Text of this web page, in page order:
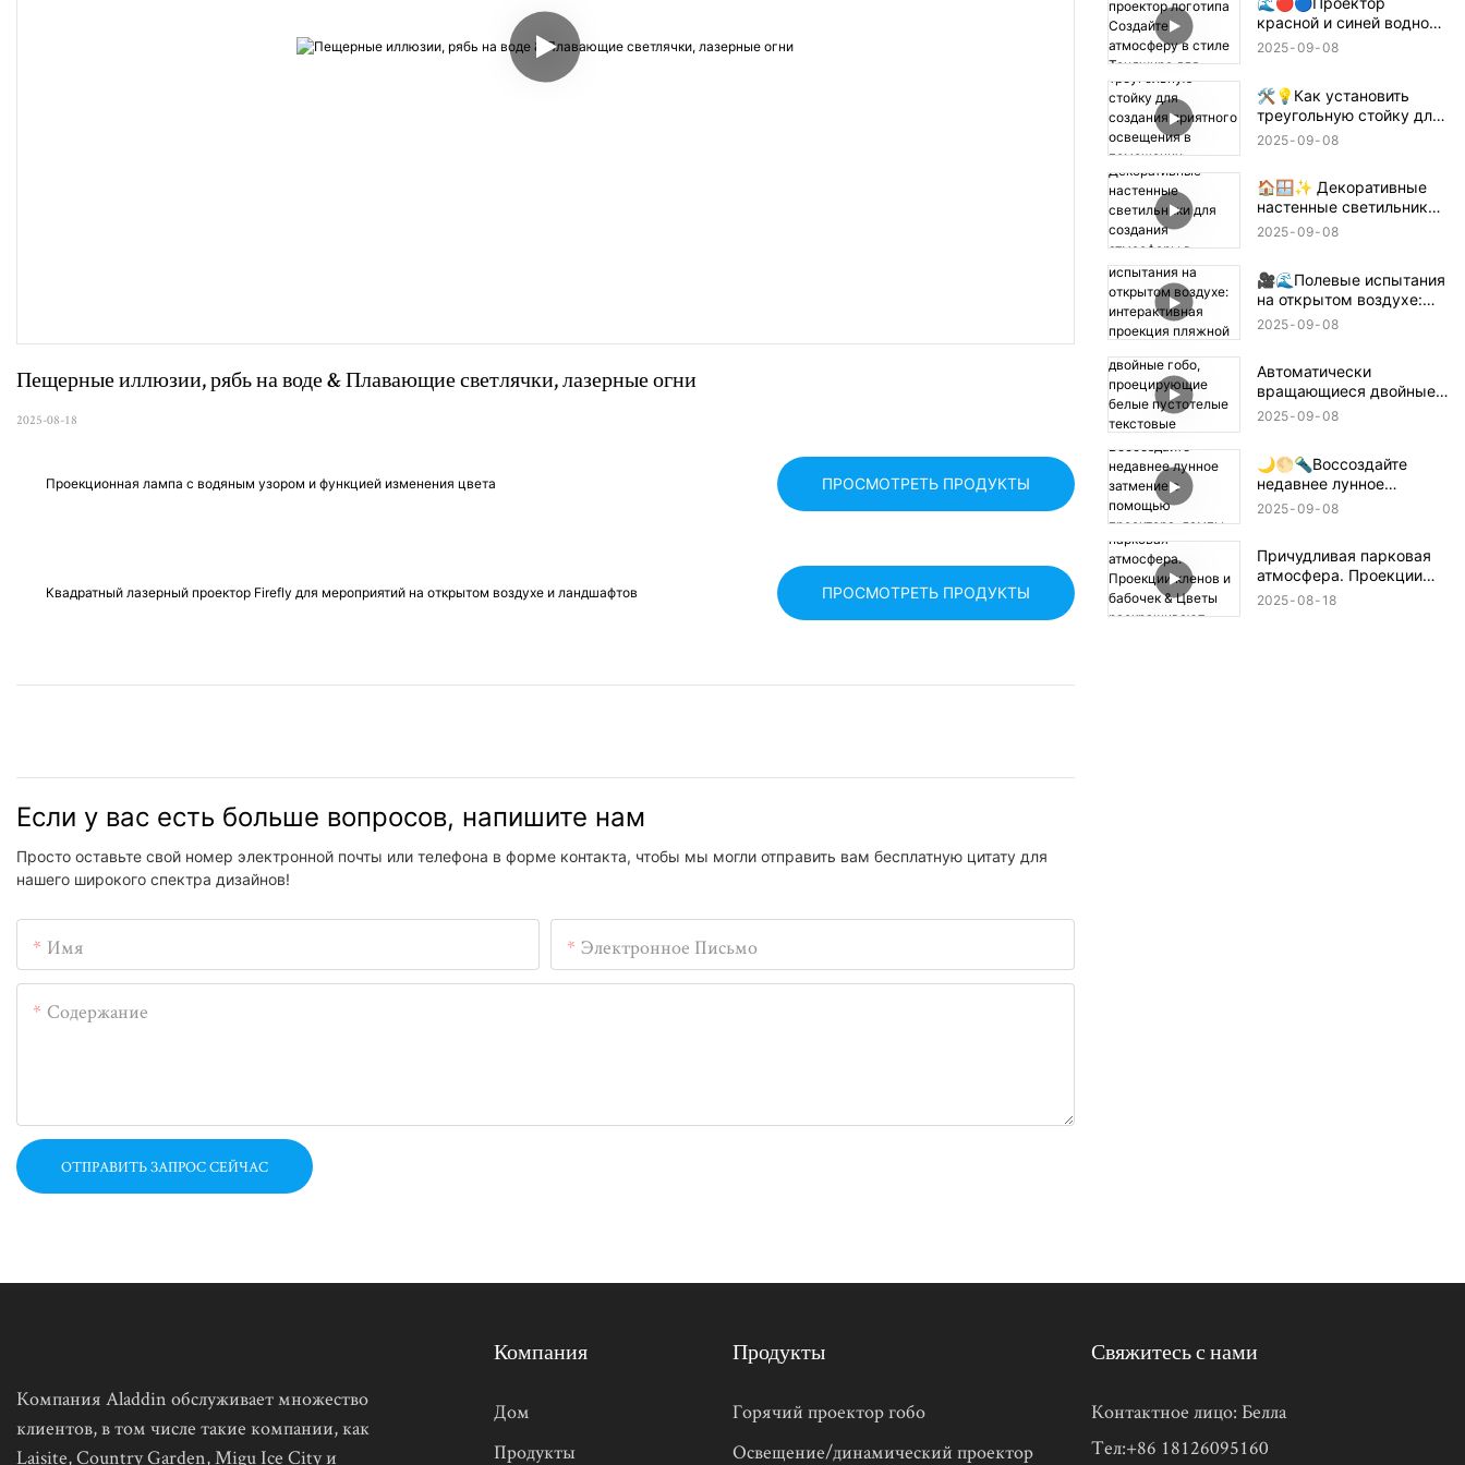
Пещерные иллюзии, рябь на воде & Плавающие светлячки, лазерные огни
2025-08-18
Проекционная лампа с водяным узором и функцией изменения цвета ПРОСМОТРЕТЬ ПРОДУКТЫ
Квадратный лазерный проектор Firefly для мероприятий на открытом воздухе и ландшафтов ПРОСМОТРЕТЬ ПРОДУКТЫ
Если у вас есть больше вопросов, напишите нам
Просто оставьте свой номер электронной почты или телефона в форме контакта, чтобы мы могли отправить вам бесплатную цитату для
нашего широкого спектра дизайнов!
Имя Электронное Письмо
Содержание
ОТПРАВИТЬ ЗАПРОС СЕЙЧАС
красной и синей водной
ряби + проектор
Танджиро для
истребителя демонов! 鬼
滅の刃
2025 09 08
🛠️💡Как установить
треугольную стойку для
создания приятного
📝🏠
2025 09 08
🏠🪟✨ Декоративные
настенные светильники
для создания атмосферы
2025 09 08
🎥🌊Полевые испытания
на открытом воздухе:
интерактивная проекция
2025 09 08
Автоматически
вращающиеся двойные
гобо, проецирующие
🌟🔄✨
2025 09 08
🌙🌕🔦Воссоздайте
недавнее лунное
затмение с помощью
2025 09 08
Причудливая парковая
атмосфера. Проекции
кленов и бабочек &
2025 08 18
Компания Aladdin обслуживает множество
клиентов, в том числе такие компании, как
Laisite, Country Garden, Migu Ice City и
Компания
Дом
Продукты
Продукты
Горячий проектор гобо
Освещение/динамический проектор
Свяжитесь с нами
Контактное лицо: Белла
Тел:+86 18126095160